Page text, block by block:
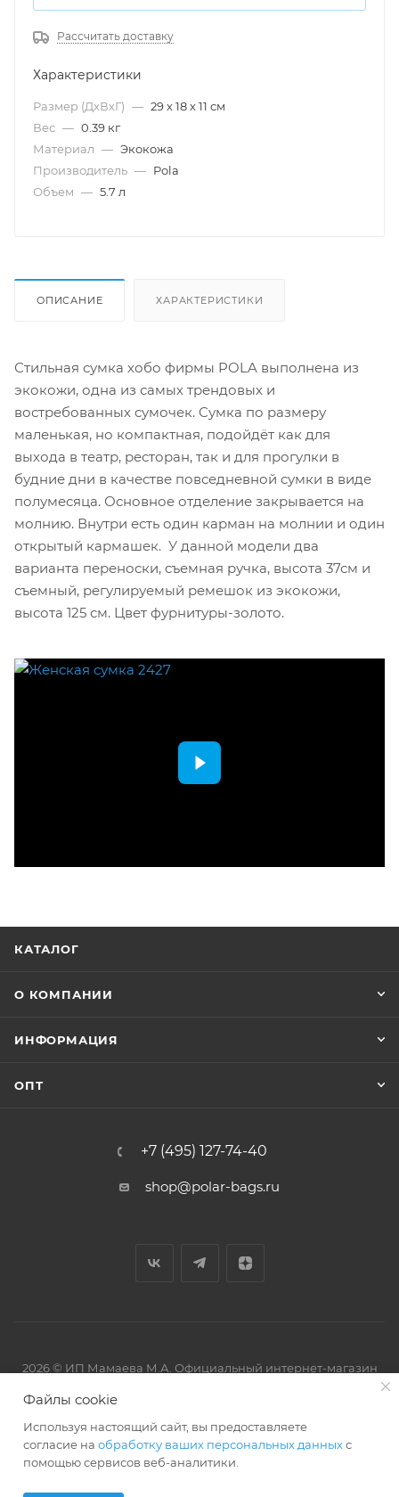
Рассчитать доставку
Характеристики
Размер (ДхВхГ) — 29 х 18 х 11 см
Вес — 0.39 кг
Материал — Экокожа
Производитель — Pola
Объем — 5.7 л
ОПИСАНИЕ ХАРАКТЕРИСТИКИ
Стильная сумка хобо фирмы POLA выполнена из
экокожи, одна из самых трендовых и
востребованных сумочек. Сумка по размеру
маленькая, но компактная, подойдёт как для
выхода в театр, ресторан, так и для прогулки в
будние дни в качестве повседневной сумки в виде
полумесяца. Основное отделение закрывается на
молнию. Внутри есть один карман на молнии и один
открытый кармашек. У данной модели два
варианта переноски, съемная ручка, высота 37см и
съемный, регулируемый ремешок из экокожи,
высота 125 см. Цвет фурнитуры-золото.
КАТАЛОГ
О КОМПАНИИ
ИНФОРМАЦИЯ
ОПТ
+7 (495) 127-74-40
shop@polar-bags.ru
2026 © ИП Мамаева М.А. Официальный интернет-магазин
Файлы cookie
Используя настоящий сайт, вы предоставляете
согласие на обработку ваших персональных данныхс
помощью сервисов веб-аналитики.